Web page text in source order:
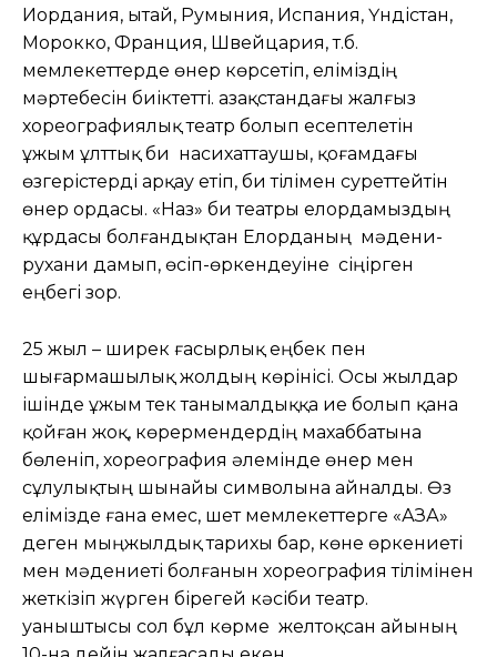
Иордания, Қытай, Румыния, Испания, Үндістан,
Морокко, Франция, Швейцария, т.б.
мемлекеттерде өнер көрсетіп, еліміздің
мәртебесін биіктетті. Қазақстандағы жалғыз
хореографиялық театр болып есептелетін
ұжым ұлттық би насихаттаушы, қоғамдағы
өзгерістерді арқау етіп, би тілімен суреттейтін
өнер ордасы. «Наз» би театры елордамыздың
құрдасы болғандықтан Елорданың мәдени-
рухани дамып, өсіп-өркендеуіне сіңірген
еңбегі зор.
25 жыл – ширек ғасырлық еңбек пен
шығармашылық жолдың көрінісі. Осы жылдар
ішінде ұжым тек танымалдыққа ие болып қана
қойған жоқ, көрермендердің махаббатына
бөленіп, хореография әлемінде өнер мен
сұлулықтың шынайы символына айналды. Өз
елімізде ғана емес, шет мемлекеттерге «ҚАЗАҚ»
деген мыңжылдық тарихы бар, көне өркениеті
мен мәдениеті болғанын хореография тілімінен
жеткізіп жүрген бірегей кәсіби театр.
Қуаныштысы сол бұл көрме желтоқсан айының